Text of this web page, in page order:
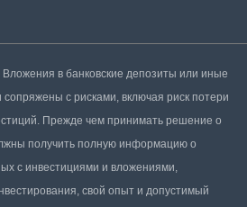
Вложения в банковские депозиты или иные
с рисками, включая риск потери
Прежде чем принимать решение о
получить полную информацию о
с инвестициями и вложениями,
свой опыт и допустимый